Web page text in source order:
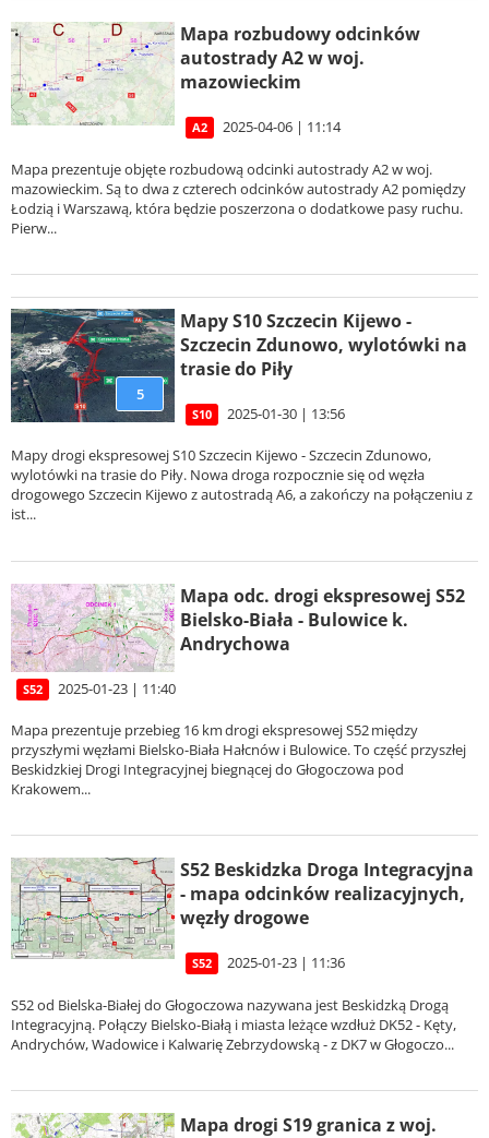
Mapa rozbudowy odcinków
autostrady A2 w woj.
mazowieckim
A2 2025-04-06 | 11:14
Mapa prezentuje objęte rozbudową odcinki autostrady A2 w woj.
mazowieckim. Są to dwa z czterech odcinków autostrady A2 pomiędzy
Łodzią i Warszawą, która będzie poszerzona o dodatkowe pasy ruchu.
Pierw...
5
Mapy S10 Szczecin Kijewo -
Szczecin Zdunowo, wylotówki na
trasie do Piły
S10 2025-01-30 | 13:56
Mapy drogi ekspresowej S10 Szczecin Kijewo - Szczecin Zdunowo,
wylotówki na trasie do Piły. Nowa droga rozpocznie się od węzła
drogowego Szczecin Kijewo z autostradą A6, a zakończy na połączeniu z
ist...
Mapa odc. drogi ekspresowej S52
Bielsko-Biała - Bulowice k.
Andrychowa
S52 2025-01-23 | 11:40
Mapa prezentuje przebieg 16 km drogi ekspresowej S52 między
przyszłymi węzłami Bielsko-Biała Hałcnów i Bulowice. To część przyszłej
Beskidzkiej Drogi Integracyjnej biegnącej do Głogoczowa pod
Krakowem...
S52 Beskidzka Droga Integracyjna
- mapa odcinków realizacyjnych,
węzły drogowe
S52 2025-01-23 | 11:36
S52 od Bielska-Białej do Głogoczowa nazywana jest Beskidzką Drogą
Integracyjną. Połączy Bielsko-Białą i miasta leżące wzdłuż DK52 - Kęty,
Andrychów, Wadowice i Kalwarię Zebrzydowską - z DK7 w Głogoczo...
Mapa drogi S19 granica z woj.